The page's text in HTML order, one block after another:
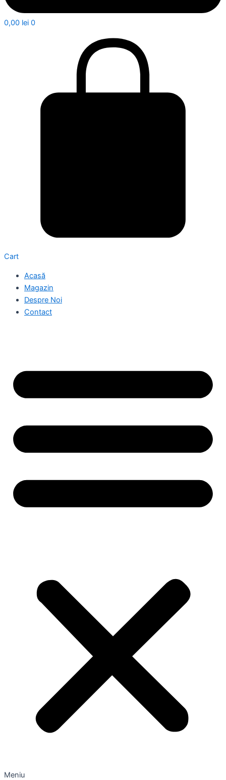
0,00 lei 0
Cart
Acasă
Magazin
Despre Noi
Contact
Meniu